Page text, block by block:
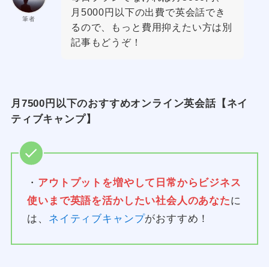
筆者
月5000円以下の出費で英会話でき
るので、もっと費用抑えたい方は別
記事もどうぞ！
月7500円以下のおすすめオンライン英会話【ネイ
ティブキャンプ】
・ アウトプットを増やして日常からビジネス
使いまで英語を活かしたい社会人のあなたに
は、 ネイティブキャンプがおすすめ！